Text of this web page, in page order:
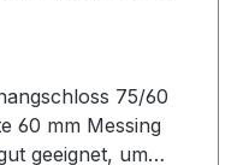
75/60
60 mm Messing